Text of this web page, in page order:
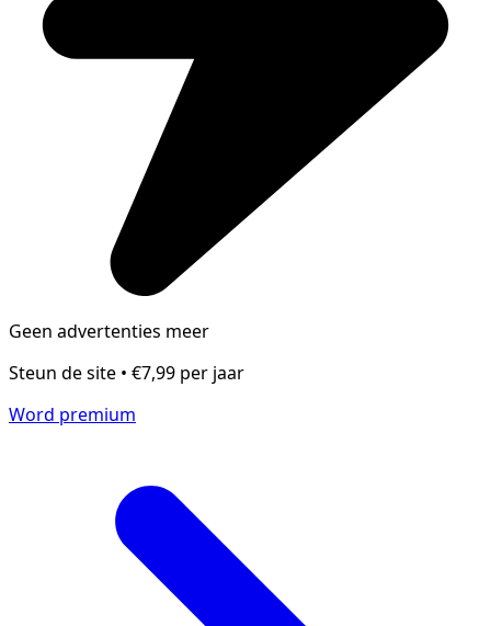
Geen advertenties meer
Steun de site • €7,99 per jaar
Word premium